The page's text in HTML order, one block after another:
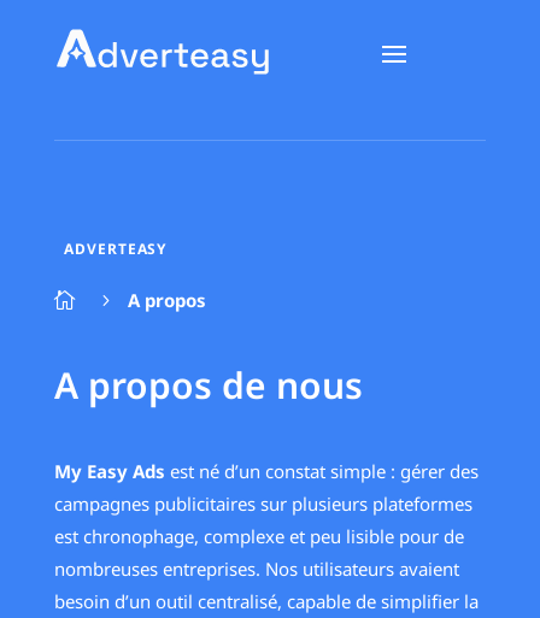
ADVERTEASY
 5 A propos
A propos de nous
My Easy Ads est né d’un constat simple : gérer des
campagnes publicitaires sur plusieurs plateformes
est chronophage, complexe et peu lisible pour de
nombreuses entreprises. Nos utilisateurs avaient
besoin d’un outil centralisé, capable de simplifier la